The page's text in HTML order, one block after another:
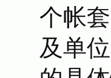
个帐
及单